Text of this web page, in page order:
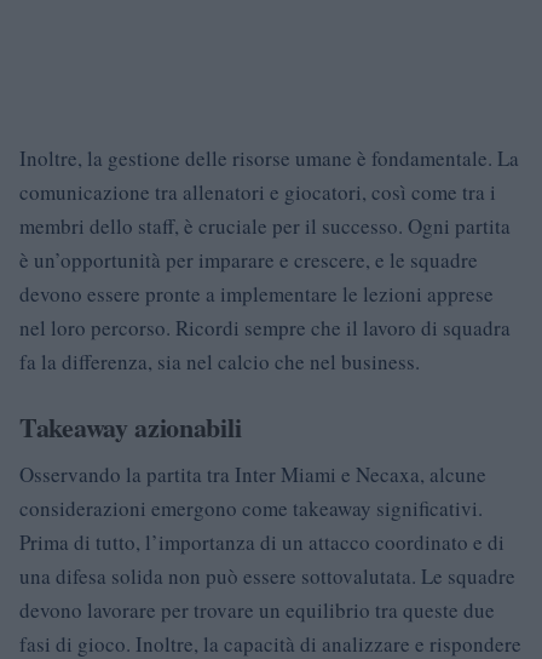
Inoltre, la gestione delle risorse umane è fondamentale. La
comunicazione tra allenatori e giocatori, così come tra i
membri dello staff, è cruciale per il successo. Ogni partita
è un’opportunità per imparare e crescere, e le squadre
devono essere pronte a implementare le lezioni apprese
nel loro percorso. Ricordi sempre che il lavoro di squadra
fa la differenza, sia nel calcio che nel business.
Takeaway azionabili
Osservando la partita tra Inter Miami e Necaxa, alcune
considerazioni emergono come takeaway significativi.
Prima di tutto, l’importanza di un attacco coordinato e di
una difesa solida non può essere sottovalutata. Le squadre
devono lavorare per trovare un equilibrio tra queste due
fasi di gioco. Inoltre, la capacità di analizzare e rispondere